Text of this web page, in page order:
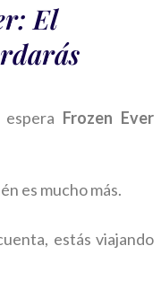
El
Frozen Ever
es mucho más.
estás viajando